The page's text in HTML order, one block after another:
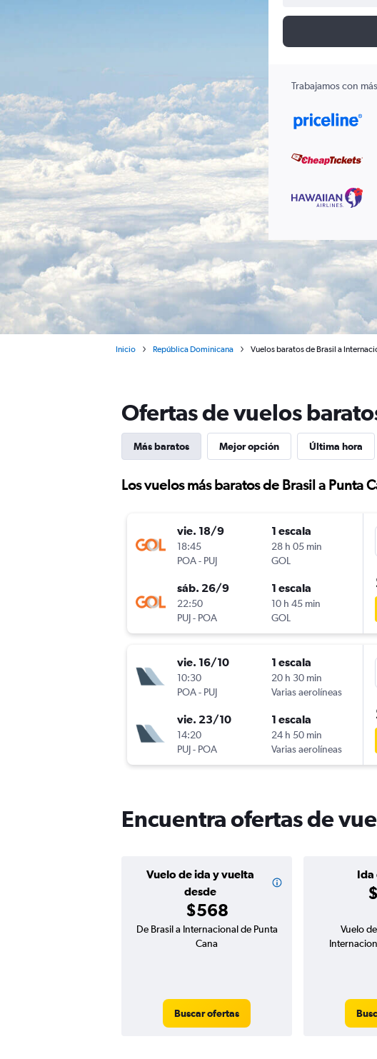
Trabajamos con
Inicio República Dominicana Vuelos baratos de Brasil a
Ofertas de vuelos
Más baratos Mejor opción Última hora
Los vuelos más baratos de Brasil a Punta
vie. 18/9
18:45
POA- PUJ
1 escala
28 h 05 min
GOL
sáb. 26/9
22:50
PUJ- POA
1 escala
10 h 45 min
GOL
vie. 16/10
10:30
POA- PUJ
1 escala
20 h 30 min
Varias aerolíneas
vie. 23/10
14:20
PUJ- POA
1 escala
24 h 50 min
Varias aerolíneas
Encuentra ofertas de
Vuelo de ida y vuelta
desde
$568
Ida
De Brasil a Internacional de Punta
Cana
Buscar ofertas
Vuelo